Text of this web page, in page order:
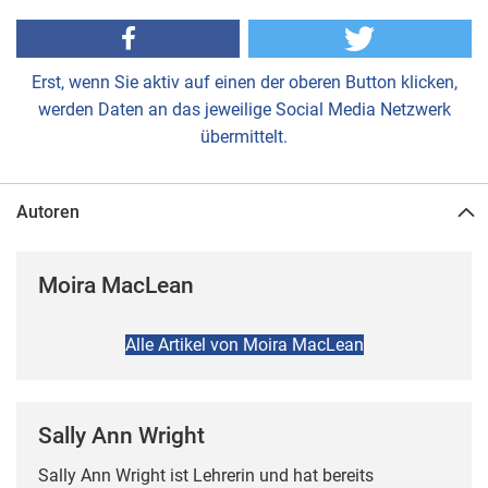
Erst, wenn Sie aktiv auf einen der oberen Button klicken,
werden Daten an das jeweilige Social Media Netzwerk
übermittelt.
Autoren
Moira MacLean
Alle Artikel von Moira MacLean
Sally Ann Wright
Sally Ann Wright ist Lehrerin und hat bereits